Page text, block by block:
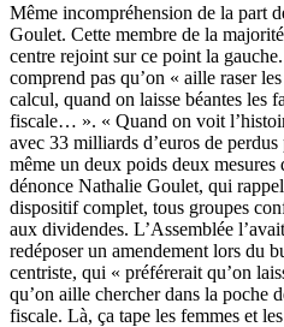
Même incompréhension de la part
Goulet. Cette membre de la
centre rejoint sur ce point la
comprend pas qu’on « aille raser
calcul, quand on laisse béantes les
fiscale… ». « Quand on voit
avec 33 milliards d’euros de
même un deux poids deux mesures
dénonce Nathalie Goulet, qui
dispositif complet, tous groupes
aux dividendes. L’Assemblée
redéposer un amendement lors du
centriste, qui « préférerait qu’on
qu’on aille chercher dans la poche
fiscale. Là, ça tape les femmes et